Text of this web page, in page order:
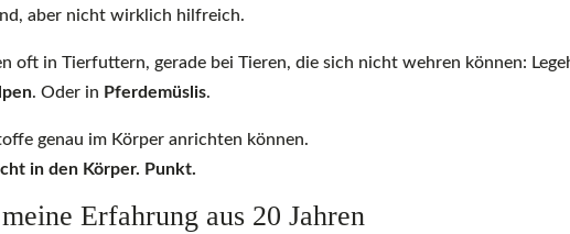
aber nicht wirklich hilfreich.
oft in Tierfuttern, gerade bei Tieren, die sich nicht wehren können:
. Oder in Pferdemüslis.
genau im Körper anrichten können.
in den Körper. Punkt.
Erfahrung aus 20 Jahren